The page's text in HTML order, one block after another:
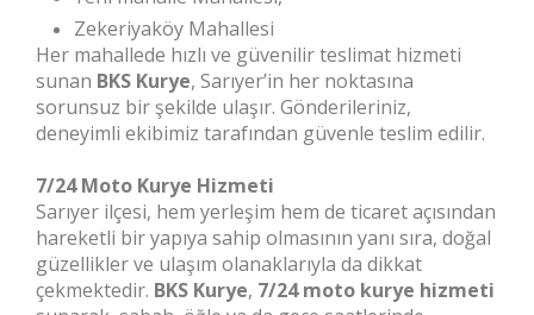
Zekeriyaköy Mahallesi
Her mahallede hızlı ve güvenilir teslimat hizmeti
sunan BKS Kurye, Sarıyer’in her noktasına
sorunsuz bir şekilde ulaşır. Gönderileriniz,
deneyimli ekibimiz tarafından güvenle teslim edilir.
7/24 Moto Kurye Hizmeti
Sarıyer ilçesi, hem yerleşim hem de ticaret açısından
hareketli bir yapıya sahip olmasının yanı sıra, doğal
güzellikler ve ulaşım olanaklarıyla da dikkat
çekmektedir. BKS Kurye, 7/24 moto kurye hizmeti